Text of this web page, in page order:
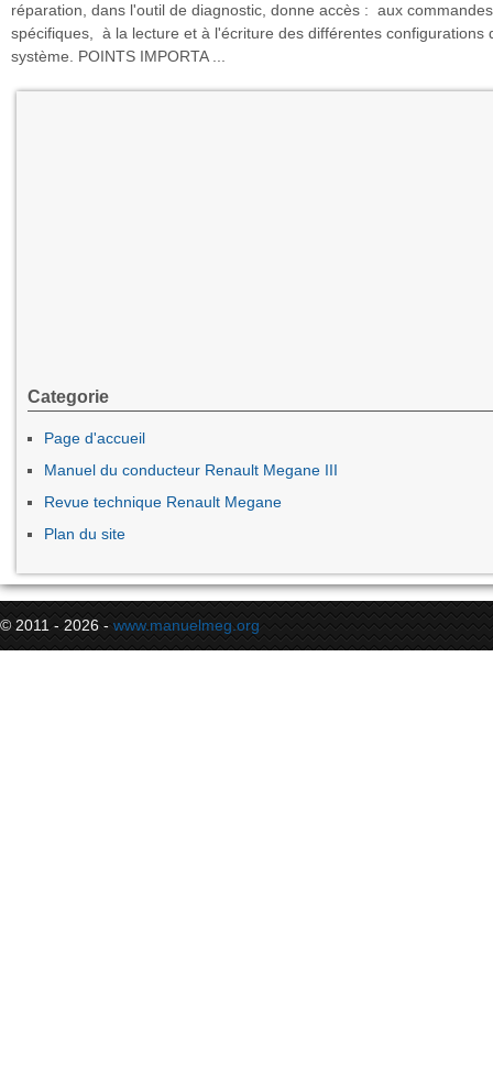
réparation, dans l'outil de diagnostic, donne accès : aux commandes
spécifiques, à la lecture et à l'écriture des différentes configurations
système. POINTS IMPORTA ...
Categorie
Page d'accueil
Manuel du conducteur Renault Megane III
Revue technique Renault Megane
Plan du site
© 2011 - 2026 - www.manuelmeg.org